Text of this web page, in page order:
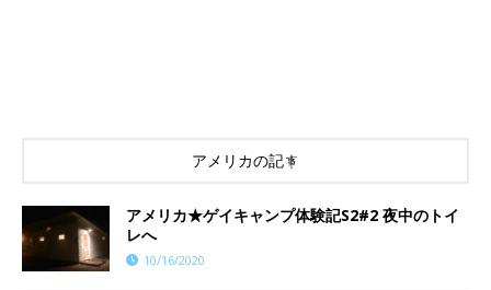
アメリカの記事
アメリカ★ゲイキャンプ体験記S2#2 夜中のトイ
レへ
10/16/2020